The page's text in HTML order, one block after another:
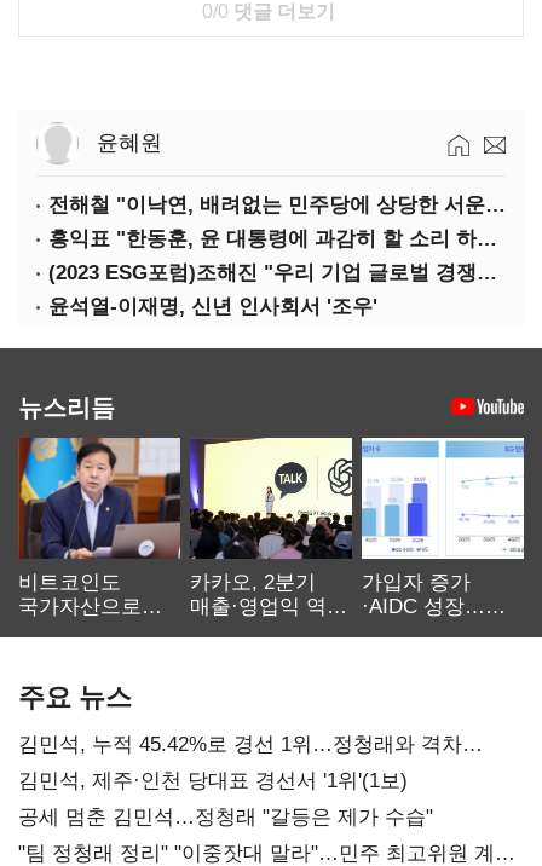
0/0 댓글 더보기
윤혜원
전해철 "이낙연, 배려없는 민주당에 상당한 서운함"
홍익표 "한동훈, 윤 대통령에 과감히 할 소리 하라"
(2023 ESG포럼)조해진 "우리 기업 글로벌 경쟁력 위해 경영부담 최소화해야"
윤석열-이재명, 신년 인사회서 '조우'
뉴스리듬
비트코인도
국가자산으로…'
카카오, 2분기
매출·영업익 역대
가입자 증가
·AIDC 성장…
주요 뉴스
김민석, 누적 45.42%로 경선 1위…정청래와 격차
0.86%p(2보)
김민석, 제주·인천 당대표 경선서 '1위'(1보)
공세 멈춘 김민석…정청래 "갈등은 제가 수습"
"팀 정청래 정리" "이중잣대 말라"…민주 최고위원 계파